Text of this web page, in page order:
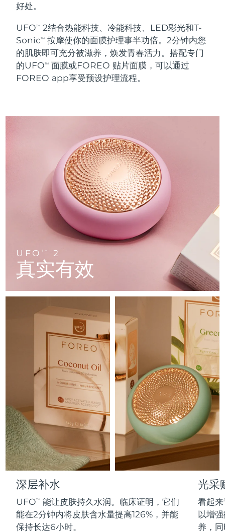
好处。
UFOTM
2结合热能科技、冷能科技、LED彩光和T-
SonicTM
按摩使你的面膜护理事半功倍。2分钟内您
的肌肤即可充分被滋养，焕发青春活力。搭配专门
的UFOTM
面膜或FOREO 贴片面膜，可以通过
FOREO app享受预设护理流程。
UFO TM 2
真实有效
深层补水
UFOTM
能让皮肤持久水润。临床证明，它们
能在2分钟内将皮肤含水量提高126%，并能
保持长达6小时。
光采
看起
以增
养，
LUNA™ 4 Plus
Massage, LED heating
LUNA™ 4 Men
For young skin, T-zone
LUNA™ 4 go
For travel or gym bag
LUNA™ 护肤
Premium cleansers & balm
LUNA™ 设备
All facial cleansing devices
BEAR™ 2 go
Microcurrent toning on-the-go
BEAR™ 2 eyes & lips
Premium anti-aging skincare
BEAR™ 设备
All premium facelift devices
UFO™ 3 套装
Deep facial hydration
UFO™ 3 LED
UFO™ 3 mini
Red light therapy device for young skin
UFO™ 3 go
Portable red light therapy
面膜
UFO™ 设备
issa™ 4
Hybrid silicone sonic toothbrush
issa™ 4 smile
Hybrid silicone sonic toothbrush
issa™ 4 baby
For ages 0-3
issa™ Teeth Whitening Set
Dual LED + sonic device & 18% PAP gel
ISSA™ 设备
FAQ™ 抗老护理
Clinical anti-aging
FAQ™ 102
Advanced clinical anti-aging
FAQ™ 103
Luxurious clinical anti-aging set
FAQ™ P1 Primer
Manuka honey primer
FAQ™护肤品
All FAQ™ skincare
FAQ™产品
All anti-aging treatments
NEW
LED mask
FAQ™ 202
LED mask
FAQ™ 211
Anti-aging neck & décolleté LED mask
FAQ™ 221
Anti-aging LED hand mask
FAQ™护肤品
All FAQ™ skincare
FAQ™产品
All LED treatments
FAQ™ 301
LED hair strengthening scalp massager
FAQ™ Scalp Serum
FAQ™护肤品
FAQ™产品
All hair treatments
肌肤年轻化
NEW
FAQ™ 501
Full-Spectrum Red Light Therapy
FAQ™ 502
Full-Spectrum Red Light Therapy
FAQ™ Red Light Serum
FAQ™ skincare
All FAQ™ skincare
FAQ™ products
All toning treatments
专业治疗
PEACH™ 2 Pro Max
Professional IPL hair removal device
PEACH™ 2
IPL hair removal
PEACH™ 2 go
Travel-friendly IPL hair removal
PEACH™ Cooling Prep Gel
Cooling IPL hair removal gel
身体护理
BEAR™ 2 body
Microcurrent body toning
LUNA™ 4 body
Massaging body brush
SUPERCHARGED™ serum
Firming body serum
ESPADA™ 2 plus
Recurring acne LED therapy
ESPADA™ 2
Acne treatment device
ESPADA™ Blemish Solution
Concentrated acne gel
眼部护理
BEAR™ 2 eyes & lips
Microcurrent line smoothing device
IRIS™ 2
Rejuvenating eye massager
眼部护肤
Advanced eye care treatment
毛孔护理
KIWI™ derma
KIWI™
Blackhead remover
LUNA™ 4 hair
2-in-1 LED scalp massager
FLIP™ play advanced
LED light hairbrush
牙齿美白
NEW
issa™ Teeth Whitening Set
波斯尼亚和黑塞哥维那
文莱 预计送达日期 8/17/26
保加利亚 预计送达日期8/12/26
加拿大
预计送达日期
预计送达日期
预计送达日期
预计送达日期 8/12/26
预计送达日期8/12/26
爱沙尼亚 预计送达日期8/12/26
芬兰 预计送达日期8/12/26
预计送达日期 8/12/26
法属波利尼西亚 预计送达日期 8/16/26
预计送达日期8/12/26
预计送达日期8/16/26
希腊 预计送达日期8/12/26
中国香港特别行政区 预计送达日期8/13/26
匈牙利 预计送达日期8/12/26
冰岛 8/13/26
印度尼西亚 预计送达日期 8/10/26
8/12/26